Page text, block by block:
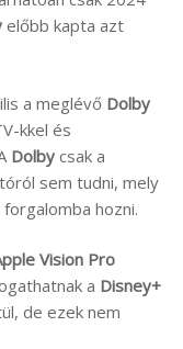
előbb kapta azt
a meglévő Dolby
kkel és
Dolby csak a
sem tudni, mely
hozni.
Vision Pro
a Disney+
de ezek nem